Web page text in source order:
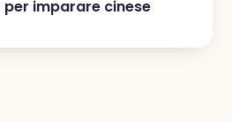
per imparare cinese